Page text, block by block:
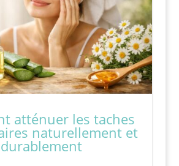
atténuer les taches
naturellement et
durablement